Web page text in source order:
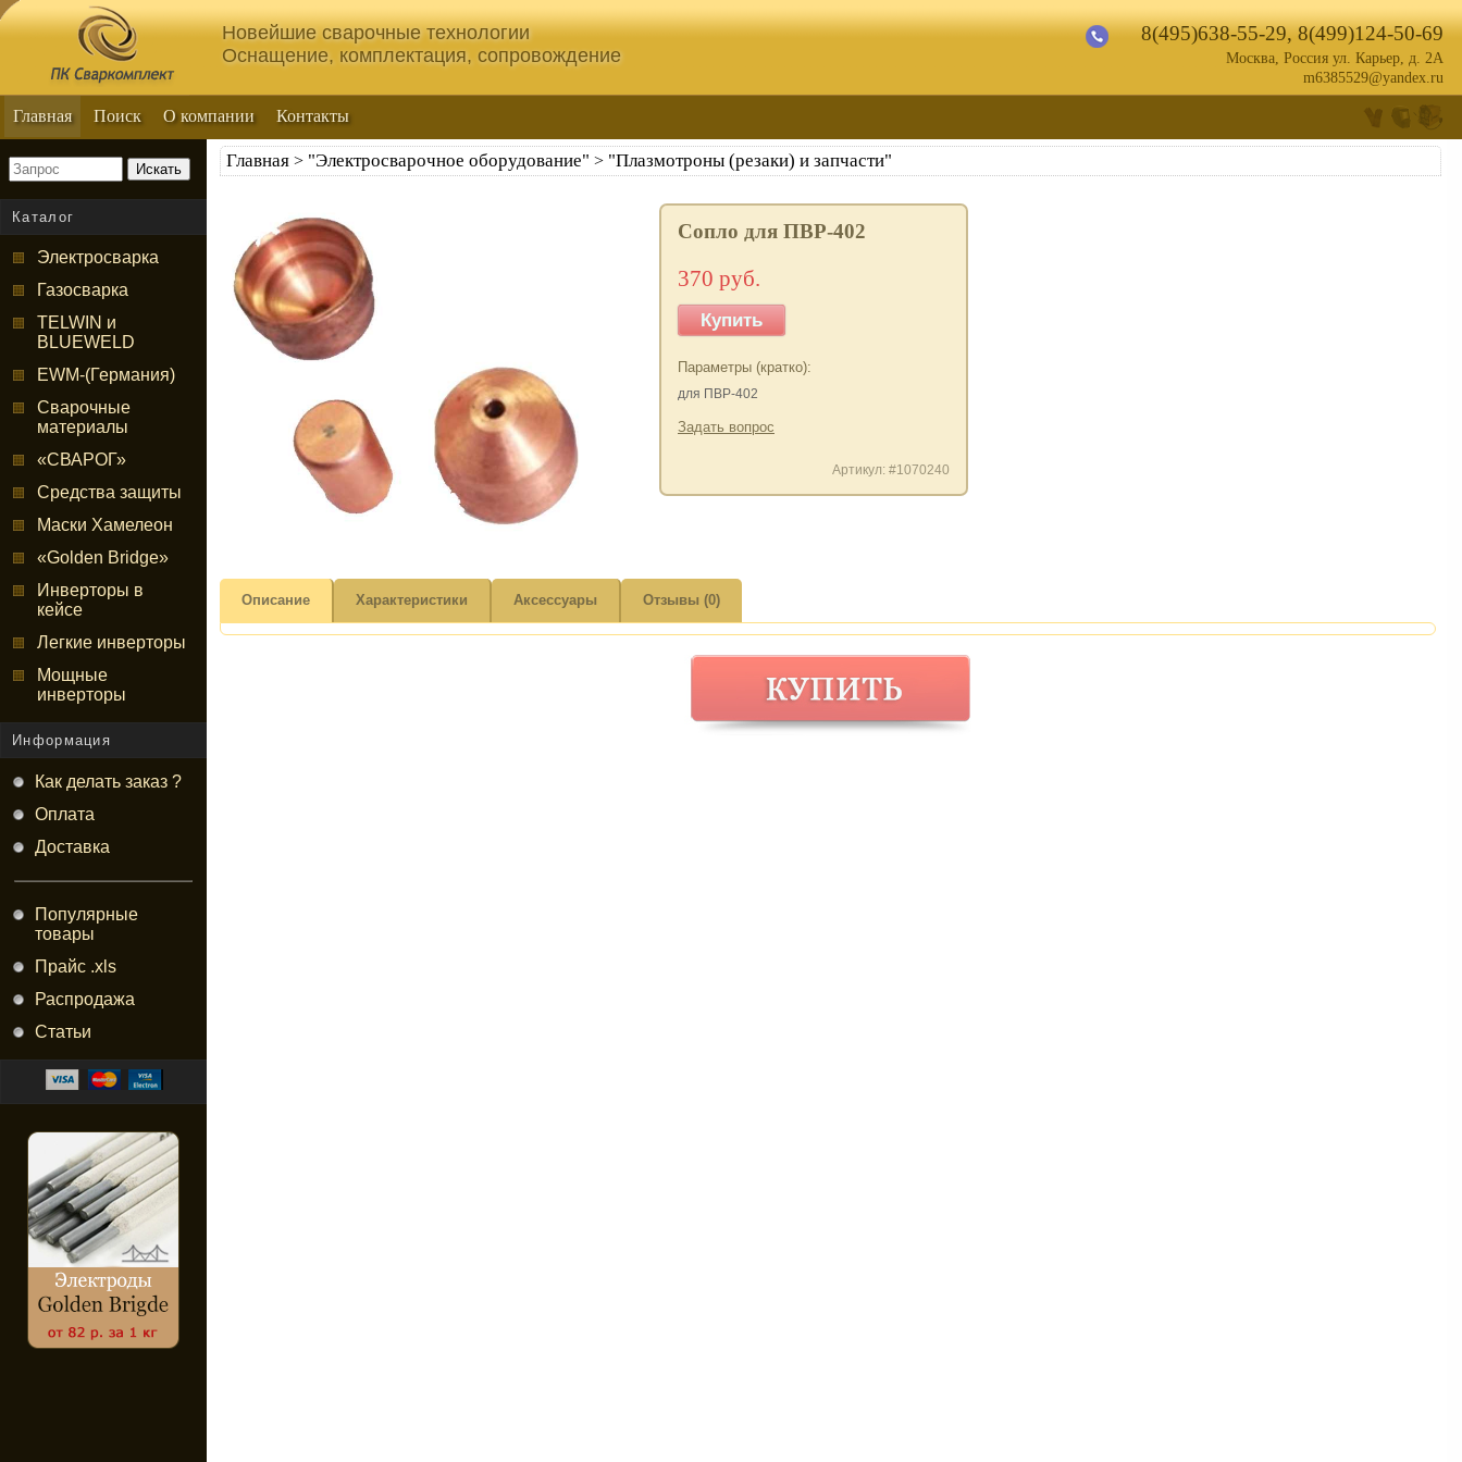
Новейшие сварочные технологии
Оснащение, комплектация, сопровождение
8(495)638-55-29,8(499)124-50-69
Москва, Россия ул. Карьер, д. 2А
m6385529@yandex.ru
Главная Поиск О компании Контакты
Искать
Каталог
Электросварка
Газосварка
TELWIN и
BLUEWELD
EWM-(Германия)
Сварочные
материалы
«СВАРОГ»
Средства защиты
Маски Хамелеон
«Golden Bridge»
Инверторы в
кейсе
Легкие инверторы
Мощные
инверторы
Информация
Как делать заказ ?
Оплата
Доставка
Популярные
товары
Прайс .xls
Распродажа
Статьи
Главная > "Электросварочное оборудование" > "Плазмотроны (резаки) и запчасти"
Сопло для ПВР-402
370 руб.
Купить
Параметры (кратко):
для ПВР-402
Задать вопрос
Артикул: #1070240
Описание Характеристики Аксессуары Отзывы (0)